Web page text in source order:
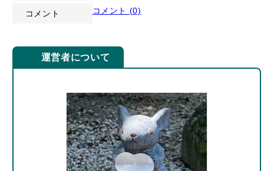
コメント コメント (0)
運営者について